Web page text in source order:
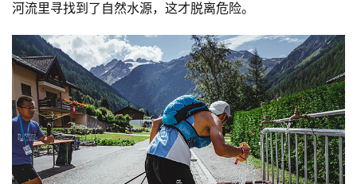
河流里寻找到了自然水源，这才脱离危险。